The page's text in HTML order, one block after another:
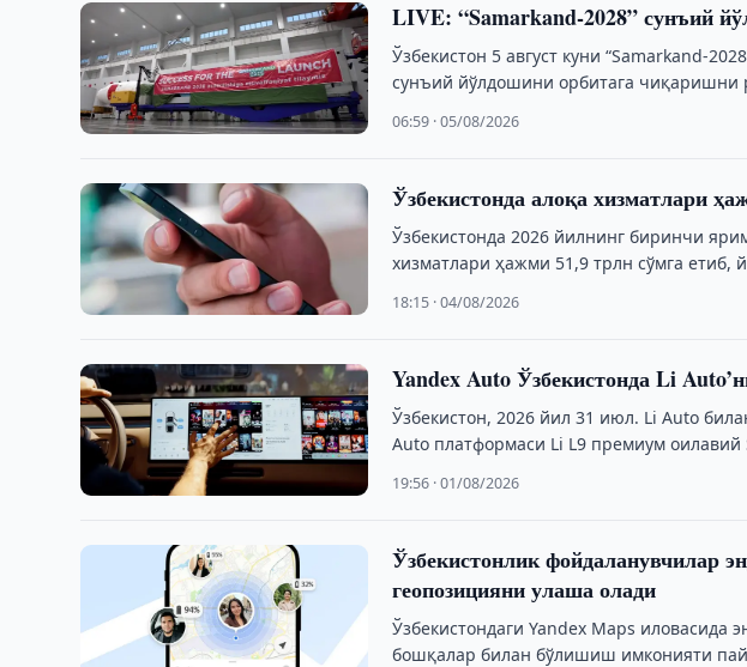
LIVE: “Samarkand-2028” сунъий
Ўзбекистон 5 август куни “Samarkand-
сунъий йўлдошини орбитага чиқаришни
06:59 · 05/08/2026
Ўзбекистонда алоқа хизматлари
Ўзбекистонда 2026 йилнинг биринчи
хизматлари ҳажми 51,9 трлн сўмга
18:15 · 04/08/2026
Yandex Auto Ўзбекистонда Li
Ўзбекистон, 2026 йил 31 июл. Li Auto
Auto платформаси Li L9 премиум оилавий
19:56 · 01/08/2026
Ўзбекистонлик фойдаланувчилар
геопозицияни улаша олади
Ўзбекистондаги Yandex Maps
бошқалар билан бўлишиш имконияти